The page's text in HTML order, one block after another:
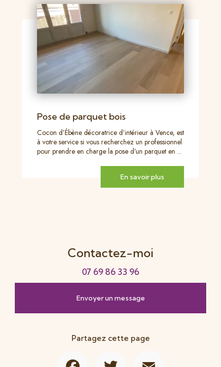
Pose de parquet bois
Cocon d’Ébène décoratrice d’intérieur à Vence, est
à votre service si vous recherchez un professionnel
pour prendre en charge la pose d’un parquet en ...
En savoir plus
Contactez-moi
07 69 86 33 96
Envoyer un message
Partagez cette page